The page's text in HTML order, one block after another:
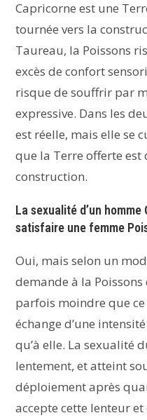
Capricorne est une
tournée vers la
Taureau, la Poissons
excès de confort
risque de souffrir par
expressive. Dans les
est réelle, mais elle se
que la Terre offerte est
construction.
La sexualité d’un
satisfaire une femme
Oui, mais selon un
demande à la Poissons
parfois moindre que
échange d’une
qu’à elle. La sexualité
lentement, et atteint
déploiement après
accepte cette lenteur